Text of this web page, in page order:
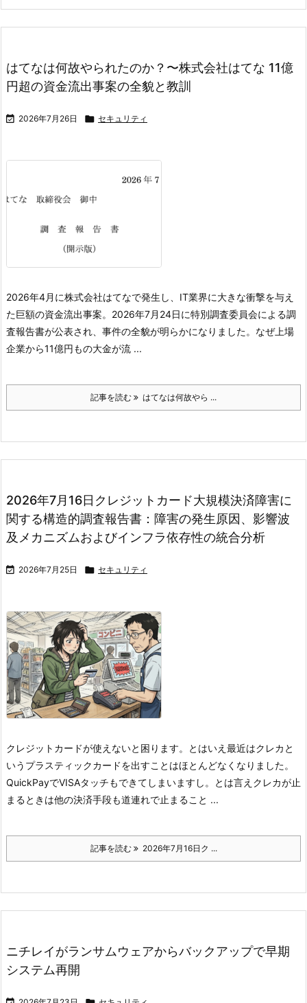
はてなは何故やられたのか？〜株式会社はてな 11億
円超の資金流出事案の全貌と教訓
 2026年7月26日  セキュリティ
2026年4月に株式会社はてなで発生し、IT業界に大きな衝撃を与え
た巨額の資金流出事案。2026年7月24日に特別調査委員会による調
査報告書が公表され、事件の全貌が明らかになりました。 なぜ上場
企業から11億円もの大金が流 ...
記事を読む はてなは何故やら ...
2026年7月16日クレジットカード大規模決済障害に
関する構造的調査報告書：障害の発生原因、影響波
及メカニズムおよびインフラ依存性の統合分析
 2026年7月25日  セキュリティ
クレジットカードが使えないと困ります。とはいえ最近はクレカと
いうプラスティックカードを出すことはほとんどなくなりました。
QuickPayでVISAタッチもできてしまいますし。とは言えクレカが止
まるときは他の決済手段も道連れで止まること ...
記事を読む 2026年7月16日ク ...
ニチレイがランサムウェアからバックアップで早期
システム再開